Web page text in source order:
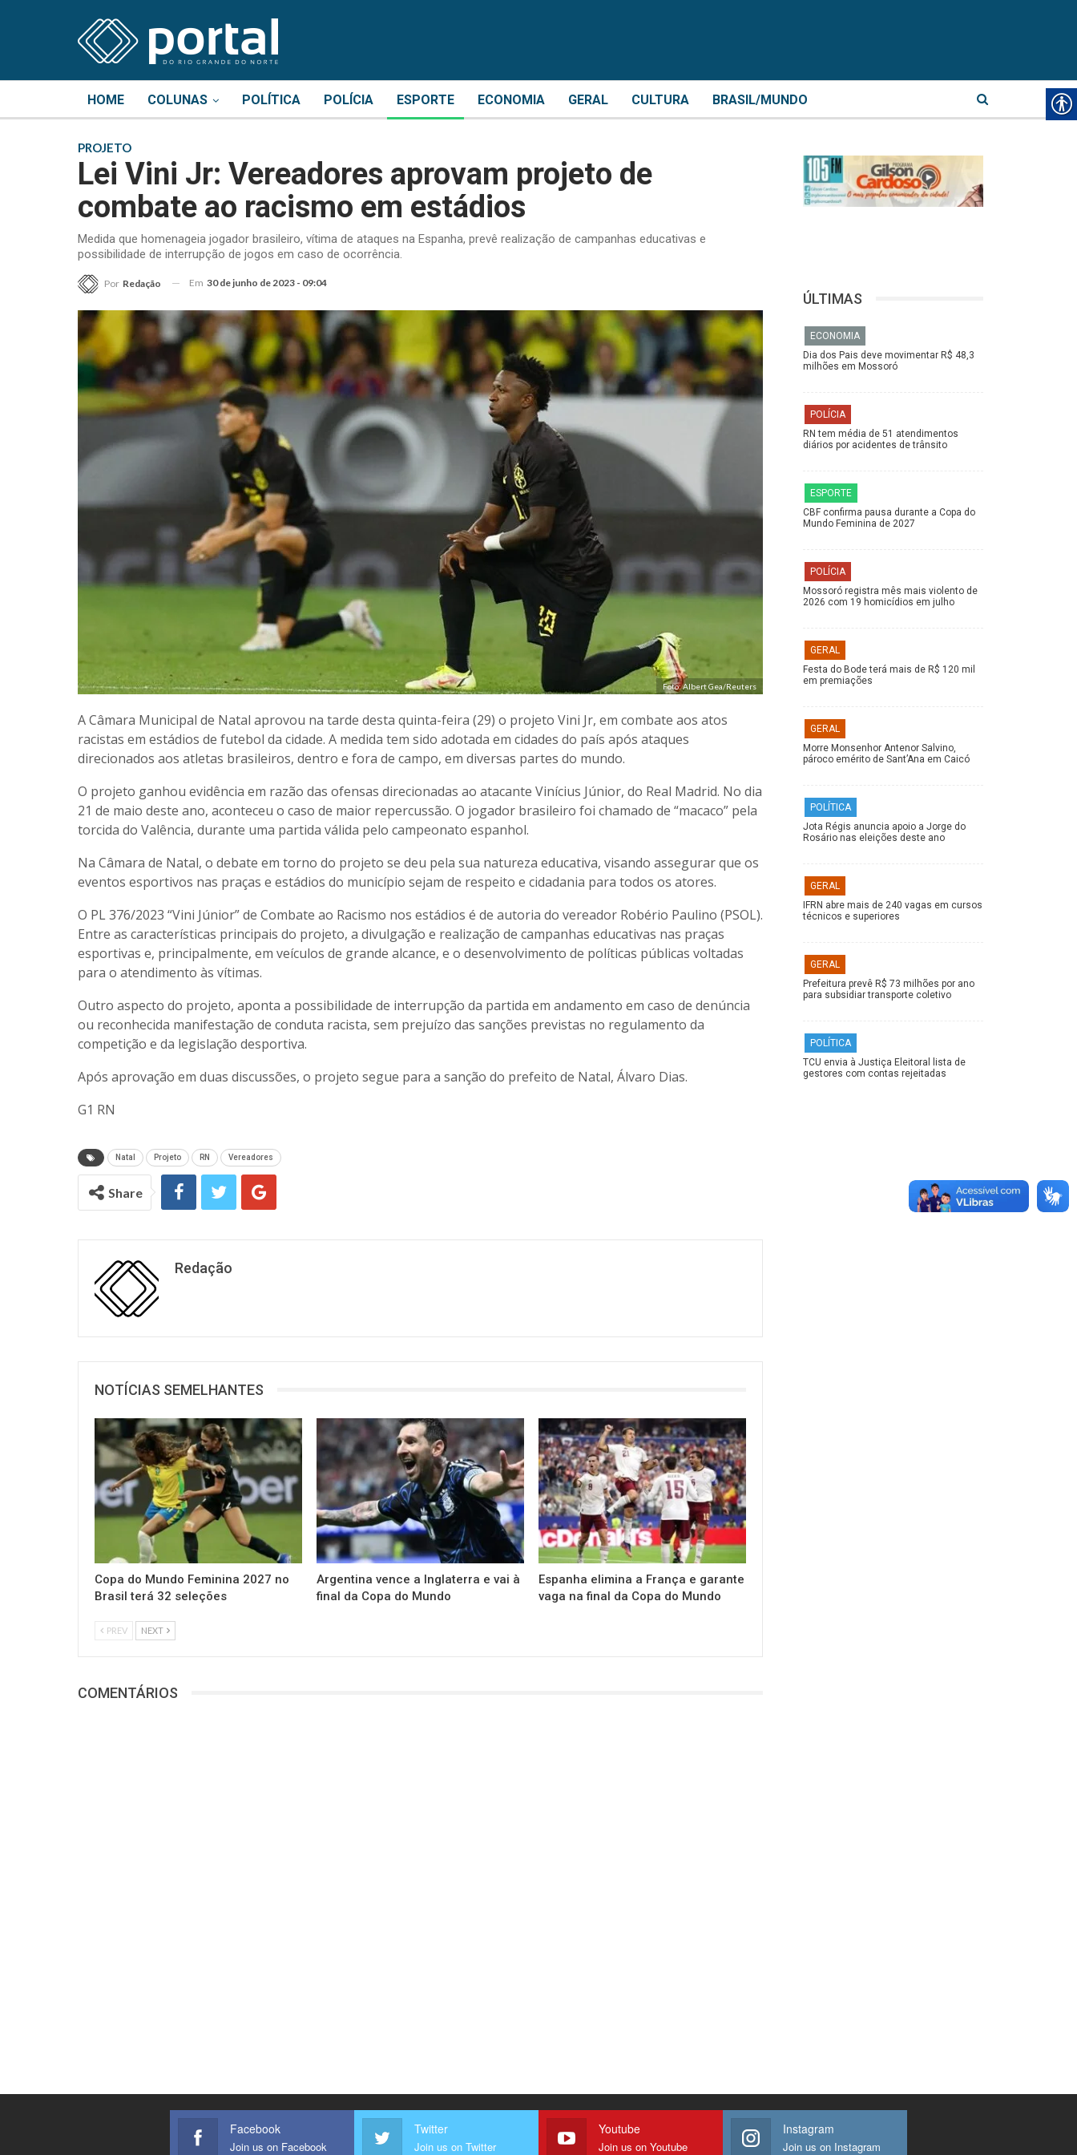
HOME COLUNAS POLÍTICA POLÍCIA ESPORTE ECONOMIA GERAL CULTURA BRASIL/MUNDO
PROJETO
Lei Vini Jr: Vereadores aprovam projeto de
combate ao racismo em estádios
Medida que homenageia jogador brasileiro, vítima de ataques na Espanha, prevê realização de campanhas educativas e
possibilidade de interrupção de jogos em caso de ocorrência.
Por Redação Em 30 de junho de 2023 - 09:04
Foto: Albert Gea/Reuters
A Câmara Municipal de Natal aprovou na tarde desta quinta-feira (29) o projeto Vini Jr, em combate aos atos
racistas em estádios de futebol da cidade. A medida tem sido adotada em cidades do país após ataques
direcionados aos atletas brasileiros, dentro e fora de campo, em diversas partes do mundo.
O projeto ganhou evidência em razão das ofensas direcionadas ao atacante Vinícius Júnior, do Real Madrid. No dia
21 de maio deste ano, aconteceu o caso de maior repercussão. O jogador brasileiro foi chamado de “macaco” pela
torcida do Valência, durante uma partida válida pelo campeonato espanhol.
Na Câmara de Natal, o debate em torno do projeto se deu pela sua natureza educativa, visando assegurar que os
eventos esportivos nas praças e estádios do município sejam de respeito e cidadania para todos os atores.
O PL 376/2023 “Vini Júnior” de Combate ao Racismo nos estádios é de autoria do vereador Robério Paulino (PSOL).
Entre as características principais do projeto, a divulgação e realização de campanhas educativas nas praças
esportivas e, principalmente, em veículos de grande alcance, e o desenvolvimento de políticas públicas voltadas
para o atendimento às vítimas.
Outro aspecto do projeto, aponta a possibilidade de interrupção da partida em andamento em caso de denúncia
ou reconhecida manifestação de conduta racista, sem prejuízo das sanções previstas no regulamento da
competição e da legislação desportiva.
Após aprovação em duas discussões, o projeto segue para a sanção do prefeito de Natal, Álvaro Dias.
G1 RN
Natal Projeto RN Vereadores
Share
Redação
NOTÍCIAS SEMELHANTES
Copa do Mundo Feminina 2027 no
Brasil terá 32 seleções
Argentina vence a Inglaterra e vai à
final da Copa do Mundo
Espanha elimina a França e garante
vaga na final da Copa do Mundo
PREV NEXT
COMENTÁRIOS
ÚLTIMAS
ECONOMIA
Dia dos Pais deve movimentar R$ 48,3
milhões em Mossoró
POLÍCIA
RN tem média de 51 atendimentos
diários por acidentes de trânsito
ESPORTE
CBF confirma pausa durante a Copa do
Mundo Feminina de 2027
POLÍCIA
Mossoró registra mês mais violento de
2026 com 19 homicídios em julho
GERAL
Festa do Bode terá mais de R$ 120 mil
em premiações
GERAL
Morre Monsenhor Antenor Salvino,
pároco emérito de Sant’Ana em Caicó
POLÍTICA
Jota Régis anuncia apoio a Jorge do
Rosário nas eleições deste ano
GERAL
IFRN abre mais de 240 vagas em cursos
técnicos e superiores
GERAL
Prefeitura prevê R$ 73 milhões por ano
para subsidiar transporte coletivo
POLÍTICA
TCU envia à Justiça Eleitoral lista de
gestores com contas rejeitadas
Facebook
Join us on Facebook
Twitter
Join us on Twitter
Youtube
Join us on Youtube
Instagram
Join us on Instagram